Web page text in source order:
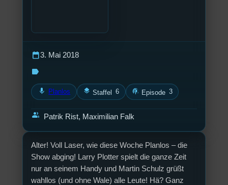
Alter! Voll Laser, wie diese Woche Planlos – die
Show abging! Larry Plotter spielt die ganze Zeit
nur an seinem Handy und Martin Schulz grüßt
wahllos (und ohne Wale) alle Leute! Hä? Ganz
calendar_today3. Mai 2018
label
mic Planlos layers Staffel 6 podcasts Episode 3
group Patrik Rist, Maximilian Falk